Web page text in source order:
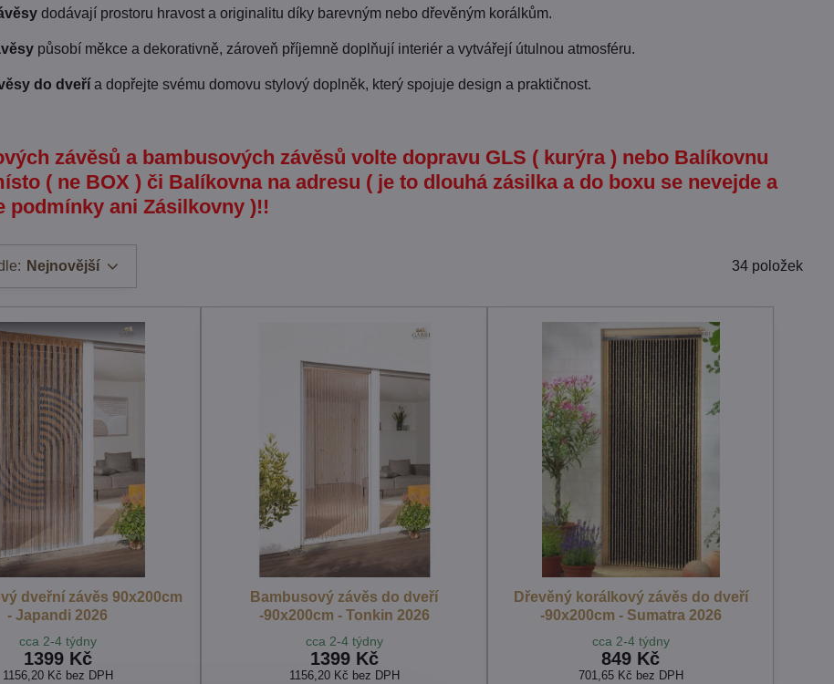
dodávají prostoru hravost a originalitu díky barevným nebo dřevěným korálkům.
působí měkce a dekorativně, zároveň příjemně doplňují interiér a vytvářejí útulnou atmosféru.
do dveří a dopřejte svému domovu stylový doplněk, který spojuje design a praktičnost.
závěsů a bambusových závěsů volte dopravu GLS ( kurýra ) nebo Balíkovnu
( ne BOX ) či Balíkovna na adresu ( je to dlouhá zásilka a do boxu se nevejde a
podmínky ani Zásilkovny )!!
Nejnovější 34 položek
dveřní závěs 90x200cm
- Japandi 2026
cca 2-4 týdny
1399 Kč
1156,20 Kč bez DPH
Bambusový závěs do dveří
-90x200cm - Tonkin 2026
cca 2-4 týdny
1399 Kč
1156,20 Kč bez DPH
Dřevěný korálkový závěs do dveří
-90x200cm - Sumatra 2026
cca 2-4 týdny
849 Kč
701,65 Kč bez DPH